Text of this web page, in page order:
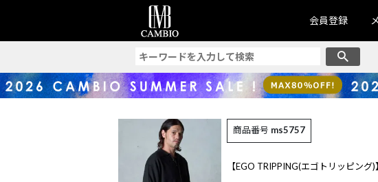
会員登録
【EGO TRIPPING(エゴトリッピン
商品番号 ms5757